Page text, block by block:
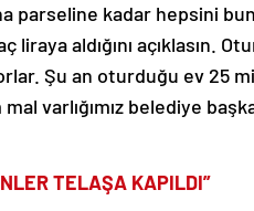
parseline kadar hepsini
liraya aldığını açıklasın.
Şu an oturduğu ev 25
varlığımız belediye
TELAŞA KAPILDI”